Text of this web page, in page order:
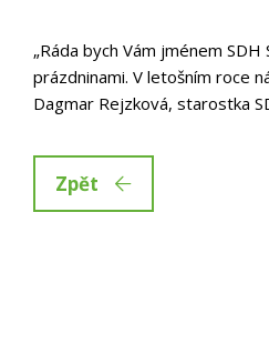
„Ráda bych Vám jménem
prázdninami. V letošním roce
Dagmar Rejzková, starostka
Zpět